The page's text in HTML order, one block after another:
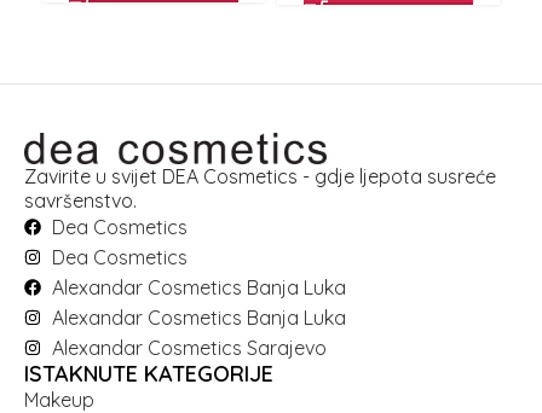
Zavirite u svijet DEA Cosmetics - gdje ljepota susreće
savršenstvo.
Dea Cosmetics
Dea Cosmetics
Alexandar Cosmetics Banja Luka
Alexandar Cosmetics Banja Luka
Alexandar Cosmetics Sarajevo
ISTAKNUTE KATEGORIJE
Makeup